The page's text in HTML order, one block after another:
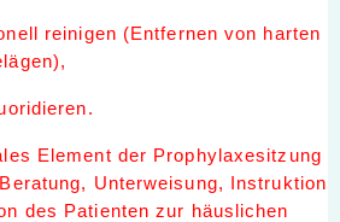
reinigen (Entfernen von harten
Element der Prophylaxesitzung
Unterweisung, Instruktion
des Patienten zur häuslichen